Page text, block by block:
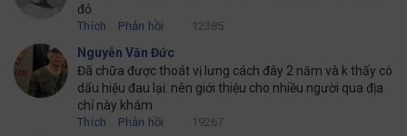
đỏ
Thích Phản hồi 12385
Nguyễn Văn Đức
Đã chữa được thoát vị lưng cách đây 2 năm và k thấy có
dấu hiệu đau lại. nên giới thiệu cho nhiều người qua địa
chỉ này khám
Thích Phản hồi 19267